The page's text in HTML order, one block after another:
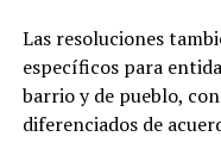
Las resoluciones
específicos para
barrio y de pueblo,
diferenciados de